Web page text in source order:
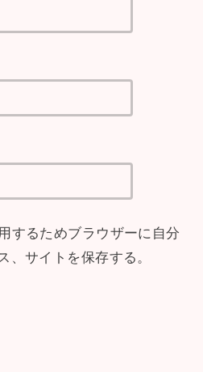
するためブラウザーに自分
、サイトを保存する。